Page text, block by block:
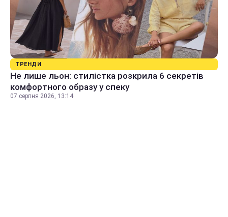
ТРЕНДИ
Не лише льон: стилістка розкрила 6 секретів
комфортного образу у спеку
07 серпня 2026, 13:14